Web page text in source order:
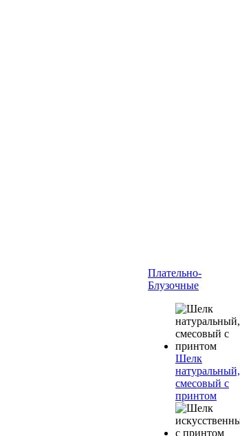
Плательно-
Блузочные
Шелк
натуральный,
смесовый с
принтом